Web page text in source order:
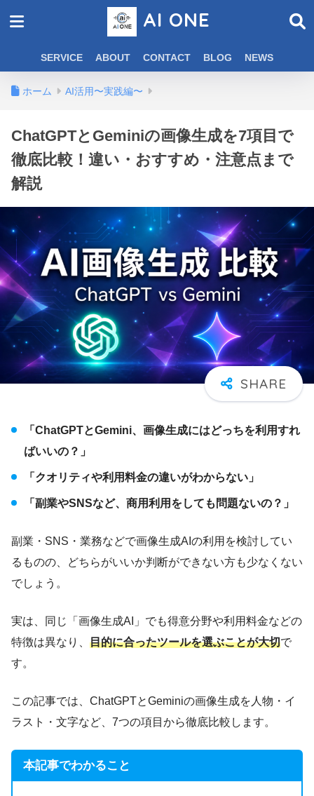
AI ONE
SERVICE ABOUT CONTACT BLOG NEWS
ホーム AI活用〜実践編〜
ChatGPTとGeminiの画像生成を7項目で
徹底比較！違い・おすすめ・注意点まで
解説
「ChatGPTとGemini、画像生成にはどっちを利用すれ
ばいいの？」
「クオリティや利用料金の違いがわからない」
「副業やSNSなど、商用利用をしても問題ないの？」
副業・SNS・業務などで画像生成AIの利用を検討してい
るものの、どちらがいいか判断ができない方も少なくない
でしょう。
実は、同じ「画像生成AI」でも得意分野や利用料金などの
特徴は異なり、 目的に合ったツールを選ぶことが大切で
す。
この記事では、ChatGPTとGeminiの画像生成を人物・イ
ラスト・文字など、7つの項目から徹底比較します。
本記事でわかること